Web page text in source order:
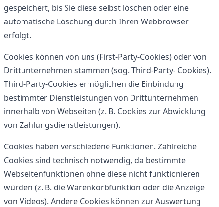
gespeichert, bis Sie diese selbst löschen oder eine
automatische Löschung durch Ihren Webbrowser
erfolgt.
Cookies können von uns (First-Party-Cookies) oder von
Drittunternehmen stammen (sog. Third-Party- Cookies).
Third-Party-Cookies ermöglichen die Einbindung
bestimmter Dienstleistungen von Drittunternehmen
innerhalb von Webseiten (z. B. Cookies zur Abwicklung
von Zahlungsdienstleistungen).
Cookies haben verschiedene Funktionen. Zahlreiche
Cookies sind technisch notwendig, da bestimmte
Webseitenfunktionen ohne diese nicht funktionieren
würden (z. B. die Warenkorbfunktion oder die Anzeige
von Videos). Andere Cookies können zur Auswertung